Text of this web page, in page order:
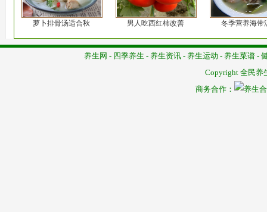
萝卜排骨汤适合秋 男人吃西红柿改善 冬季营养海带
养生网 - 四季养生 - 养生资讯 - 养生运动 - 养生菜谱 -
Copyright 全民养
商务合作：